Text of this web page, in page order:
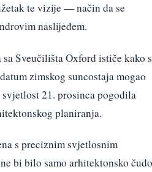
te vizije — način da se
naslijeđem.
Sveučilišta Oxford ističe kako
zimskog suncostaja mogao
21. prosinca pogodila
planiranja.
s preciznim svjetlosnim
bi bilo samo arhitektonsko